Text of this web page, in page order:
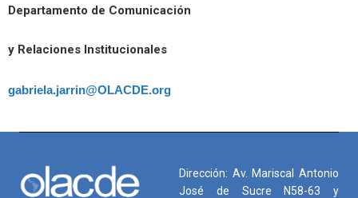
Departamento de Comunicación
y Relaciones Institucionales
gabriela.jarrin@OLACDE.org
Dirección: Av. Mariscal Antonio
José de Sucre N58-63 y